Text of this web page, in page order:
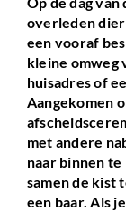
overleden
een vooraf
kleine omweg
huisadres of
Aangekomen
met andere
naar binnen
samen de kist
een baar. Als